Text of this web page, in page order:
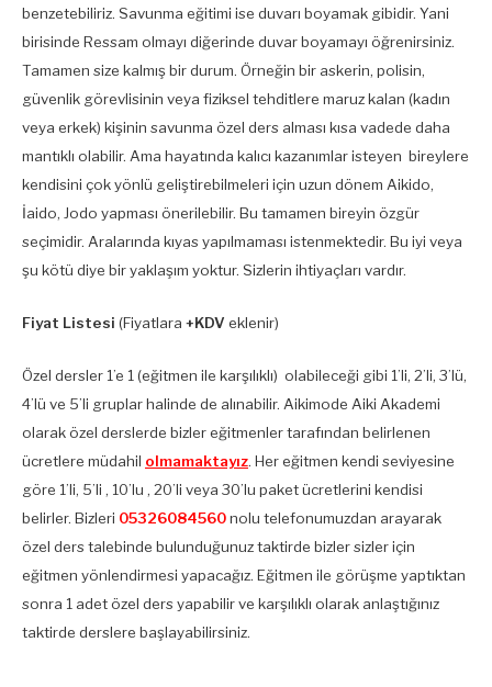
benzetebiliriz. Savunma eğitimi ise duvarı boyamak gibidir. Yani
birisinde Ressam olmayı diğerinde duvar boyamayı öğrenirsiniz.
Tamamen size kalmış bir durum. Örneğin bir askerin, polisin,
güvenlik görevlisinin veya fiziksel tehditlere maruz kalan (kadın
veya erkek) kişinin savunma özel ders alması kısa vadede daha
mantıklı olabilir. Ama hayatında kalıcı kazanımlar isteyen bireylere
kendisini çok yönlü geliştirebilmeleri için uzun dönem Aikido,
İaido, Jodo yapması önerilebilir. Bu tamamen bireyin özgür
seçimidir. Aralarında kıyas yapılmaması istenmektedir. Bu iyi veya
şu kötü diye bir yaklaşım yoktur. Sizlerin ihtiyaçları vardır.
Fiyat Listesi (Fiyatlara +KDV eklenir)
Özel dersler 1’e 1 (eğitmen ile karşılıklı) olabileceği gibi 1’li, 2’li, 3’lü,
4’lü ve 5’li gruplar halinde de alınabilir. Aikimode Aiki Akademi
olarak özel derslerde bizler eğitmenler tarafından belirlenen
ücretlere müdahil olmamaktayız. Her eğitmen kendi seviyesine
göre 1’li, 5’li , 10’lu , 20’li veya 30’lu paket ücretlerini kendisi
belirler. Bizleri 05326084560nolu telefonumuzdan arayarak
özel ders talebinde bulunduğunuz taktirde bizler sizler için
eğitmen yönlendirmesi yapacağız. Eğitmen ile görüşme yaptıktan
sonra 1 adet özel ders yapabilir ve karşılıklı olarak anlaştığınız
taktirde derslere başlayabilirsiniz.